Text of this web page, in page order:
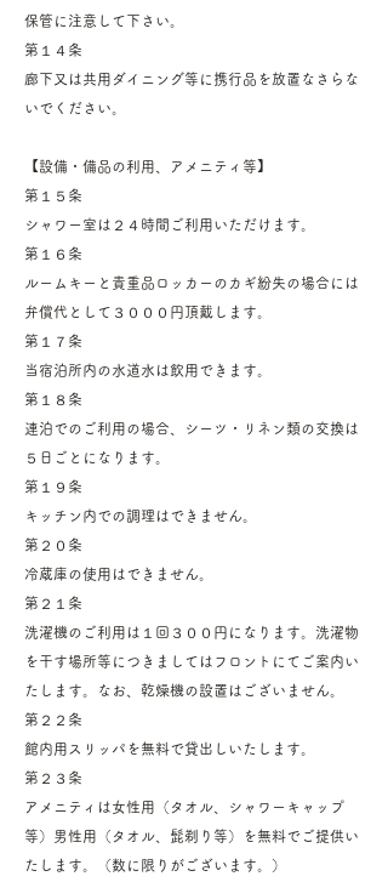
保管に注意して下さい。
第１４条
廊下又は共用ダイニング等に携行品を放置なさらな
いでください。
【設備・備品の利用、アメニティ等】
第１５条
シャワー室は２４時間ご利用いただけます。
第１６条
ルームキーと貴重品ロッカーのカギ紛失の場合には
弁償代として３０００円頂戴します。
第１７条
当宿泊所内の水道水は飲用できます。
第１８条
連泊でのご利用の場合、シーツ・リネン類の交換は
５日ごとになります。
第１９条
キッチン内での調理はできません。
第２０条
冷蔵庫の使用はできません。
第２１条
洗濯機のご利用は１回３００円になります。洗濯物
を干す場所等につきましてはフロントにてご案内い
たします。なお、乾燥機の設置はございません。
第２２条
館内用スリッパを無料で貸出しいたします。
第２３条
アメニティは女性用（タオル、シャワーキャップ
等）男性用（タオル、髭剃り等）を無料でご提供い
たします。（数に限りがございます。）